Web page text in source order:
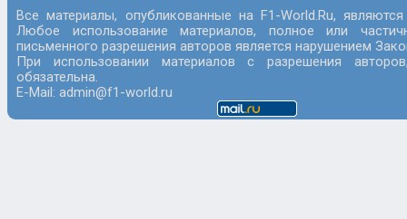
Все материалы, опубликованные на F1-World.Ru,
Любое использование материалов, полное или
письменного разрешения авторов является нарушением
При использовании материалов с разрешения
обязательна.
E-Mail: admin@f1-world.ru